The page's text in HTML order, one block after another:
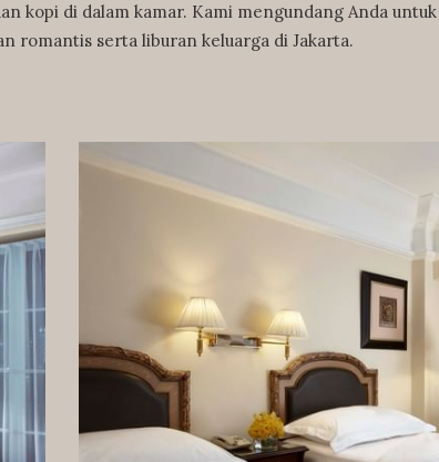
kopi di dalam kamar. Kami mengundang Anda
romantis serta liburan keluarga di Jakarta.